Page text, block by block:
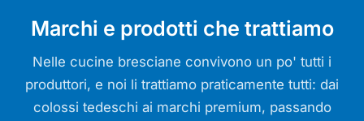
Marchi e prodotti che trattiamo
Nelle cucine bresciane convivono un po' tutti i
produttori, e noi li trattiamo praticamente tutti: dai
colossi tedeschi ai marchi premium, passando